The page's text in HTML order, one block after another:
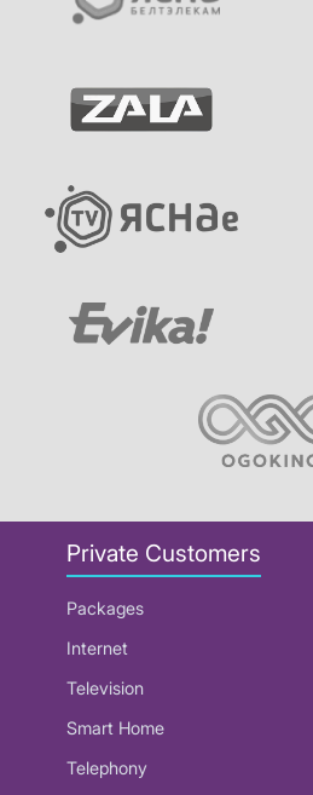
Private Customers
Packages
Internet
Television
Smart Home
Telephony